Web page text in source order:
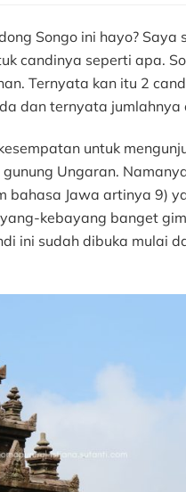
Songo:
Perpaduan
Wisata
Sejarah
dan
Kekinian
Songo ini hayo?
candinya seperti apa.
Ternyata kan itu 2
dan ternyata jumlahnya
untuk
Ungaran.
bahasa Jawa artinya 9)
kebayang banget
ini sudah dibuka mulai